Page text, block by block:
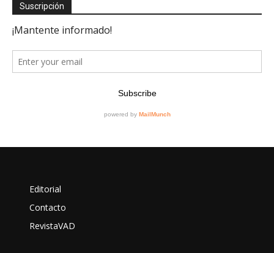
Suscripción
Editorial
Contacto
RevistaVAD